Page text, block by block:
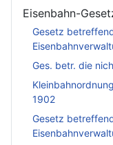
Eisenbahn-
Gesetz
Ges. betr. die
1902
Gesetz